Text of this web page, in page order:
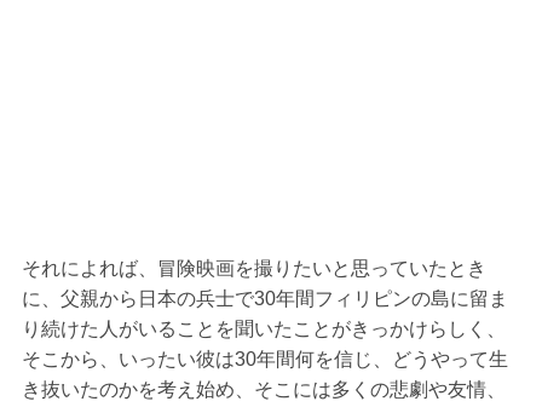
それによれば、冒険映画を撮りたいと思っていたとき
に、父親から日本の兵士で30年間フィリピンの島に留ま
り続けた人がいることを聞いたことがきっかけらしく、
そこから、いったい彼は30年間何を信じ、どうやって生
き抜いたのかを考え始め、そこには多くの悲劇や友情、